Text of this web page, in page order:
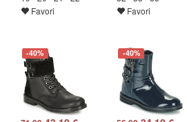
Favori
Favori
-40% -40%